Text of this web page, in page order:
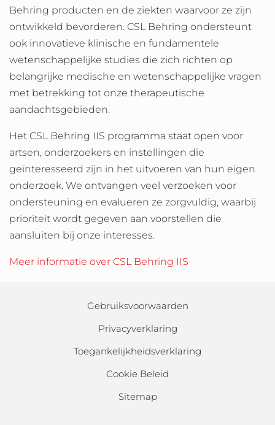
Behring producten en de ziekten waarvoor ze zijn
ontwikkeld bevorderen. CSL Behring ondersteunt
ook innovatieve klinische en fundamentele
wetenschappelijke studies die zich richten op
belangrijke medische en wetenschappelijke vragen
met betrekking tot onze therapeutische
aandachtsgebieden.
Het CSL Behring IIS programma staat open voor
artsen, onderzoekers en instellingen die
geïnteresseerd zijn in het uitvoeren van hun eigen
onderzoek. We ontvangen veel verzoeken voor
ondersteuning en evalueren ze zorgvuldig, waarbij
prioriteit wordt gegeven aan voorstellen die
aansluiten bij onze interesses.
Meer informatie over CSL Behring IIS
Gebruiksvoorwaarden
Privacyverklaring
Toegankelijkheidsverklaring
Cookie Beleid
Sitemap